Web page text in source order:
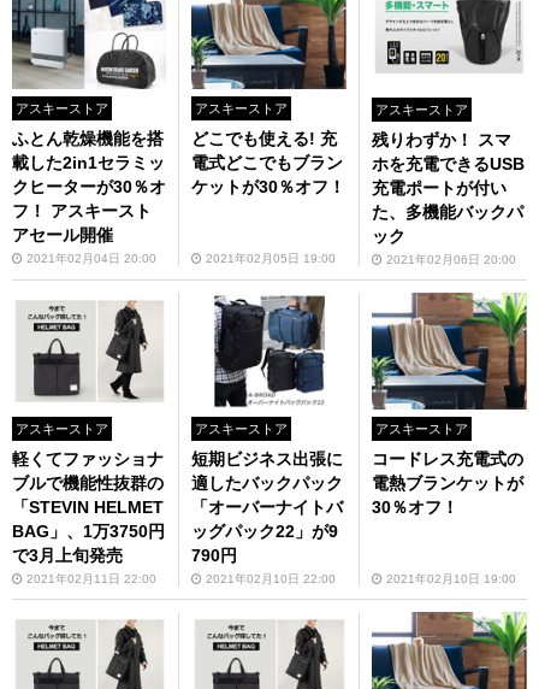
アスキーストア
ふとん乾燥機能を搭
載した2in1セラミッ
クヒーターが30％オ
フ！ アスキースト
アセール開催
2021年02月04日 20:00
アスキーストア
どこでも使える! 充
電式どこでもブラン
ケットが30％オフ！
2021年02月05日 19:00
アスキーストア
残りわずか！ スマ
ホを充電できるUSB
充電ポートが付い
た、多機能バックパ
ック
2021年02月06日 20:00
アスキーストア
軽くてファッショナ
ブルで機能性抜群の
「STEVIN HELMET
BAG」、1万3750円
で3月上旬発売
2021年02月11日 22:00
アスキーストア
短期ビジネス出張に
適したバックパック
「オーバーナイトバ
ッグパック22」が9
790円
2021年02月10日 22:00
アスキーストア
コードレス充電式の
電熱ブランケットが
30％オフ！
2021年02月10日 19:00